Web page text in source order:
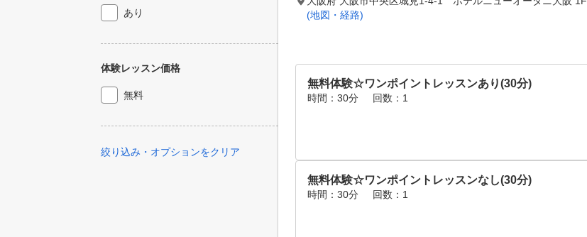
あり
体験レッスン価格
無料
絞り込み・オプションをクリア
(地図・経路)
無料体験☆ワンポイントレッスンあり(30分)
時間：30分 回数：1
無料体験☆ワンポイントレッスンなし(30分)
時間：30分 回数：1